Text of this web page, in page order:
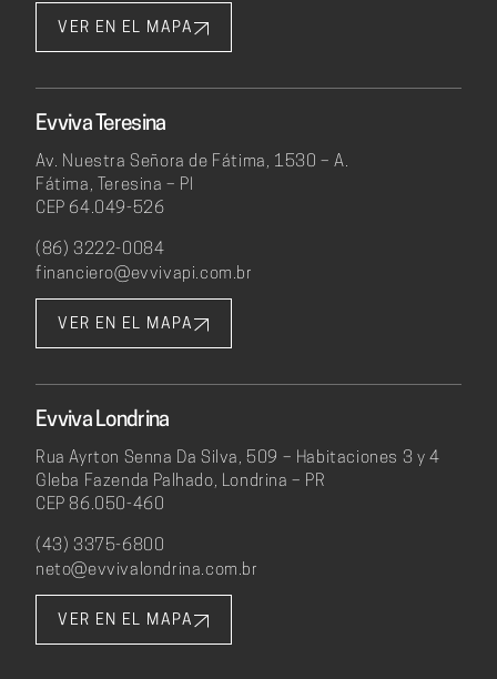
VER EN EL MAPA
Evviva Teresina
Av. Nuestra Señora de Fátima, 1530 – A.
Fátima, Teresina – PI
CEP 64.049-526
(86) 3222-0084
financiero@evvivapi.com.br
VER EN EL MAPA
Evviva Londrina
Rua Ayrton Senna Da Silva, 509 – Habitaciones 3 y 4
Gleba Fazenda Palhado, Londrina – PR
CEP 86.050-460
(43) 3375-6800
neto@evvivalondrina.com.br
VER EN EL MAPA